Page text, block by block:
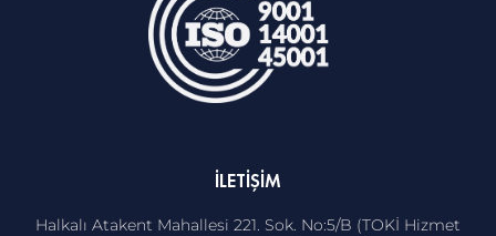
İLETIŞIM
Halkalı Atakent Mahallesi 221. Sok. No:5/B (TOKİ Hizmet